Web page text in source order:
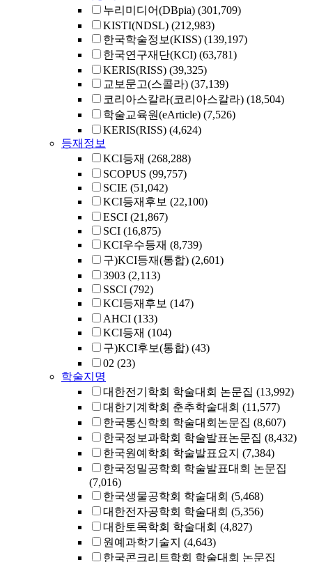
누리미디어(DBpia) (301,709)
KISTI(NDSL) (212,983)
한국학술정보(KISS) (139,197)
한국연구재단(KCI) (63,781)
KERIS(RISS) (39,325)
교보문고(스콜라) (37,139)
코리아스칼라(코리아스칼라) (18,504)
학술교육원(eArticle) (7,526)
KERIS(RISS) (4,624)
등재정보
KCI등재 (268,288)
SCOPUS (99,757)
SCIE (51,042)
KCI등재후보 (22,100)
ESCI (21,867)
SCI (16,875)
KCI우수등재 (8,739)
구)KCI등재(통합) (2,601)
3903 (2,113)
SSCI (792)
KCI등재후보 (147)
AHCI (133)
KCI등재 (104)
구)KCI후보(통합) (43)
02 (23)
학술지명
대한전기학회 학술대회 논문집 (13,992)
대한기계학회 춘추학술대회 (11,577)
한국통신학회 학술대회논문집 (8,607)
한국정보과학회 학술발표논문집 (8,432)
한국원예학회 학술발표요지 (7,384)
한국정밀공학회 학술발표대회 논문집
(7,016)
한국생물공학회 학술대회 (5,468)
대한전자공학회 학술대회 (5,356)
대한토목학회 학술대회 (4,827)
원예과학기술지 (4,643)
한국콘크리트학회 학술대회 논문집